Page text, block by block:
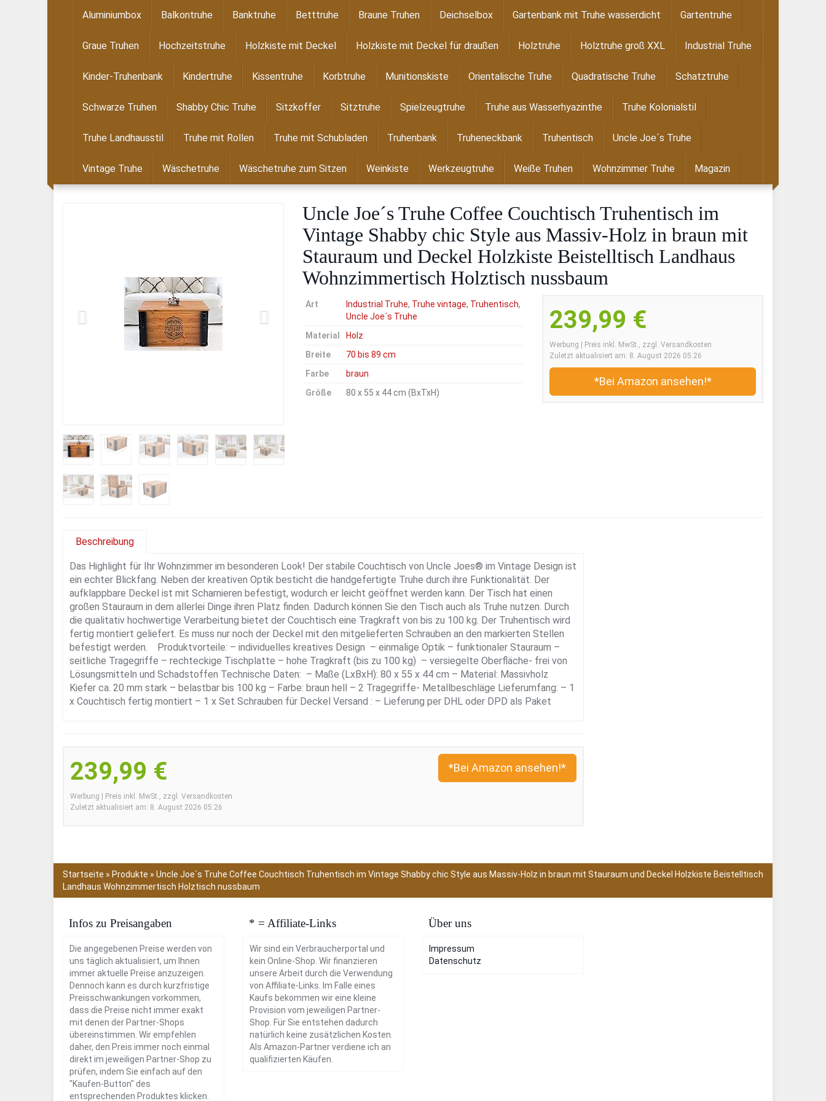
Aluminiumbox Balkontruhe Banktruhe Betttruhe Braune Truhen Deichselbox Gartenbank mit Truhe wasserdicht Gartentruhe
Graue Truhen Hochzeitstruhe Holzkiste mit Deckel Holzkiste mit Deckel für draußen Holztruhe Holztruhe groß XXL Industrial Truhe
Kinder-Truhenbank Kindertruhe Kissentruhe Korbtruhe Munitionskiste Orientalische Truhe Quadratische Truhe Schatztruhe
Schwarze Truhen Shabby Chic Truhe Sitzkoffer Sitztruhe Spielzeugtruhe Truhe aus Wasserhyazinthe Truhe Kolonialstil
Truhe Landhausstil Truhe mit Rollen Truhe mit Schubladen Truhenbank Truheneckbank Truhentisch Uncle Joe´s Truhe
Vintage Truhe Wäschetruhe Wäschetruhe zum Sitzen Weinkiste Werkzeugtruhe Weiße Truhen Wohnzimmer Truhe Magazin
Uncle Joe´s Truhe Coffee Couchtisch Truhentisch im
Vintage Shabby chic Style aus Massiv-Holz in braun mit
Stauraum und Deckel Holzkiste Beistelltisch Landhaus
Wohnzimmertisch Holztisch nussbaum
239,99 €
Werbung | Preis inkl. MwSt., zzgl. Versandkosten
Zuletzt aktualisiert am: 8. August 2026 05:26
*Bei Amazon ansehen!*
Art Industrial Truhe, Truhe vintage, Truhentisch,
Uncle Joe´s Truhe
Material
Holz
Breite
70 bis 89 cm
Farbe
braun
Größe
80 x 55 x 44 cm (BxTxH)
Beschreibung
Das Highlight für Ihr Wohnzimmer im besonderen Look! Der stabile Couchtisch von Uncle Joes® im Vintage Design ist
ein echter Blickfang. Neben der kreativen Optik besticht die handgefertigte Truhe durch ihre Funktionalität. Der
aufklappbare Deckel ist mit Scharnieren befestigt, wodurch er leicht geöffnet werden kann. Der Tisch hat einen
großen Stauraum in dem allerlei Dinge ihren Platz finden. Dadurch können Sie den Tisch auch als Truhe nutzen. Durch
die qualitativ hochwertige Verarbeitung bietet der Couchtisch eine Tragkraft von bis zu 100 kg. Der Truhentisch wird
fertig montiert geliefert. Es muss nur noch der Deckel mit den mitgelieferten Schrauben an den markierten Stellen
befestigt werden. Produktvorteile: – individuelles kreatives Design – einmalige Optik – funktionaler Stauraum –
seitliche Tragegriffe – rechteckige Tischplatte – hohe Tragkraft (bis zu 100 kg) – versiegelte Oberfläche- frei von
Lösungsmitteln und Schadstoffen Technische Daten: – Maße (LxBxH): 80 x 55 x 44 cm – Material: Massivholz
Kiefer ca. 20 mm stark – belastbar bis 100 kg – Farbe: braun hell – 2 Tragegriffe- Metallbeschläge Lieferumfang: – 1
x Couchtisch fertig montiert – 1 x Set Schrauben für Deckel Versand : – Lieferung per DHL oder DPD als Paket
239,99 €
Werbung | Preis inkl. MwSt., zzgl. Versandkosten
Zuletzt aktualisiert am: 8. August 2026 05:26
*Bei Amazon ansehen!*
Startseite » Produkte » Uncle Joe´s Truhe Coffee Couchtisch Truhentisch im Vintage Shabby chic Style aus Massiv-Holz in braun mit Stauraum und Deckel Holzkiste Beistelltisch
Landhaus Wohnzimmertisch Holztisch nussbaum
Infos zu Preisangaben
Die angegebenen Preise werden von
uns täglich aktualisiert, um Ihnen
immer aktuelle Preise anzuzeigen.
Dennoch kann es durch kurzfristige
Preisschwankungen vorkommen,
dass die Preise nicht immer exakt
mit denen der Partner-Shops
übereinstimmen. Wir empfehlen
daher, den Preis immer noch einmal
direkt im jeweiligen Partner-Shop zu
prüfen, indem Sie einfach auf den
"Kaufen-Button" des
entsprechenden Produktes klicken.
* = Affiliate-Links
Wir sind ein Verbraucherportal und
kein Online-Shop. Wir finanzieren
unsere Arbeit durch die Verwendung
von Affiliate-Links. Im Falle eines
Kaufs bekommen wir eine kleine
Provision vom jeweiligen Partner-
Shop. Für Sie entstehen dadurch
natürlich keine zusätzlichen Kosten.
Als Amazon-Partner verdiene ich an
qualifizierten Käufen.
Über uns
Impressum
Datenschutz